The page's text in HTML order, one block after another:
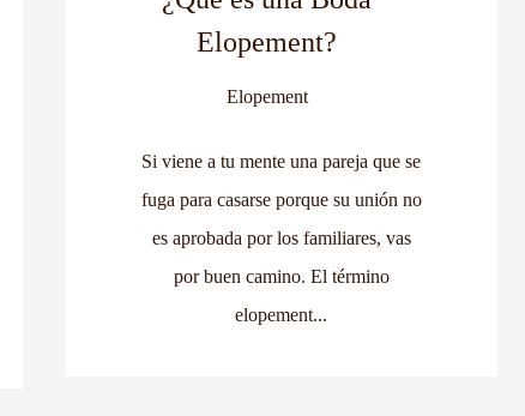
Elopement?
Elopement
Si viene a tu mente una pareja que se
fuga para casarse porque su unión no
es aprobada por los familiares, vas
por buen camino. El término
elopement...